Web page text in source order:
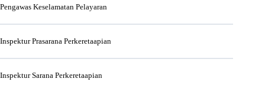
Pengawas Keselamatan Pelayaran
Inspektur Prasarana Perkeretaapian
Inspektur Sarana Perkeretaapian